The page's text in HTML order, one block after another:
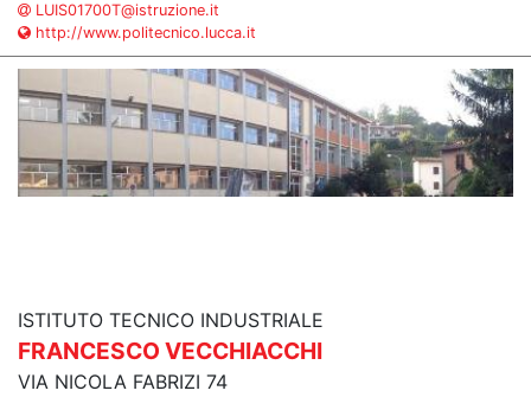
LUIS01700T@istruzione.it
http://www.politecnico.lucca.it
ISTITUTO TECNICO INDUSTRIALE
FRANCESCO VECCHIACCHI
VIA NICOLA FABRIZI 74